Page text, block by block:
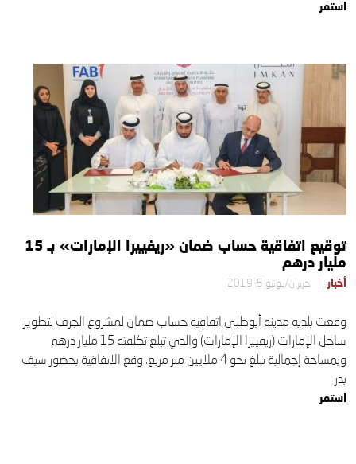
استمر
توقيع اتفاقية حساب ضمان «ريفييرا الإمارات» بـ 15
مليار درهم
أخبار حزيران/يونيو 5, 2019
وقعت بلدية مدينة أبوظبي اتفاقية حساب ضمان لمشروع الجرف لتطوير
ساحل الإمارات (ريفييرا الإمارات) والذي تبلغ تكلفته 15 مليار درهم
وبمساحة إجمالية تبلغ نحو 4 ملايين متر مربع. وقع الاتفاقية بحضور سيف
بدر
استمر